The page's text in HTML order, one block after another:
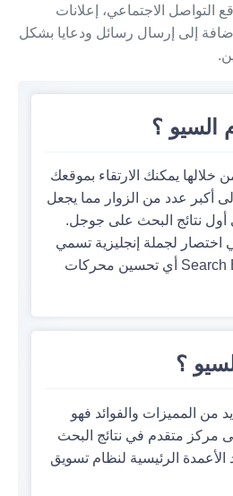
التواصل الاجتماعي، إعلانات
إلى إرسال رسائل ودعايا بشكل
السيو ؟
خلالها يمكنك الارتقاء بموقعك
أكبر عدد من الزوار مما يجعل
أول نتائج البحث على جوجل.
لجملة إنجليزية تسمي
Searchأي تحسين محركات
؟
من المميزات والفوائد فهو
متقدم في نتائج البحث
الأعمدة الرئيسية لنظام تسويق